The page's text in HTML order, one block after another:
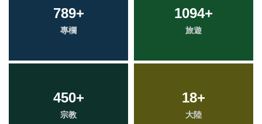
789+
專欄
1094+
旅遊
450+
宗教
18+
大陸